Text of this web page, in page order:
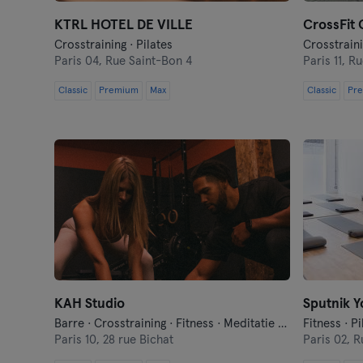
KTRL HOTEL DE VILLE
Crosstraining · Pilates
Paris 04, Rue Saint-Bon 4
Classic Premium Max
CrossFit
Paris 11,
Classic
KAH Studio
Barre · Crosstraining · Fitness · Meditatie · Ontspanning · Pilates · Yoga
Paris 10,28 rue Bichat
Sputnik
Fitness ·
Paris 02,